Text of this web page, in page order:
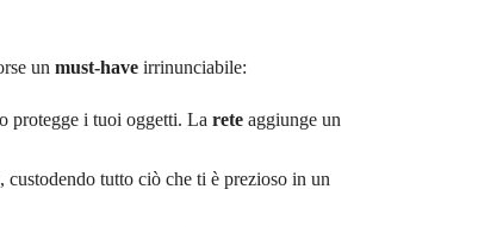
un must-haveirrinunciabile:
protegge i tuoi oggetti. La reteaggiunge un
, custodendo tutto ciò che ti è prezioso in un